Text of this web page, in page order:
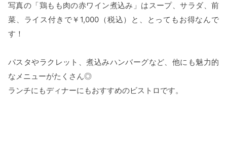
写真の「鶏もも肉の赤ワイン煮込み」はスープ、サラダ、前
菜、ライス付きで￥1,000（税込）と、とってもお得なんで
す！
パスタやラクレット、煮込みハンバーグなど、他にも魅力的
なメニューがたくさん◎
ランチにもディナーにもおすすめのビストロです。